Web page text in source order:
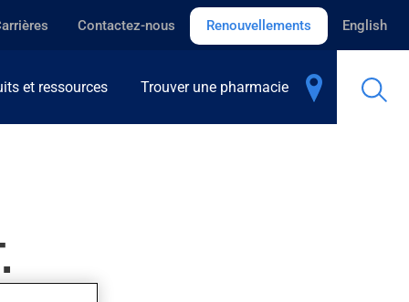
Contactez-nous Renouvellements English
et ressources Trouver une pharmacie